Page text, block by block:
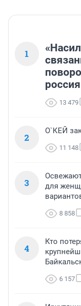
1
13 479
2
О`КЕЙ
11 148
3
для
8 858
4
Кто
6 157